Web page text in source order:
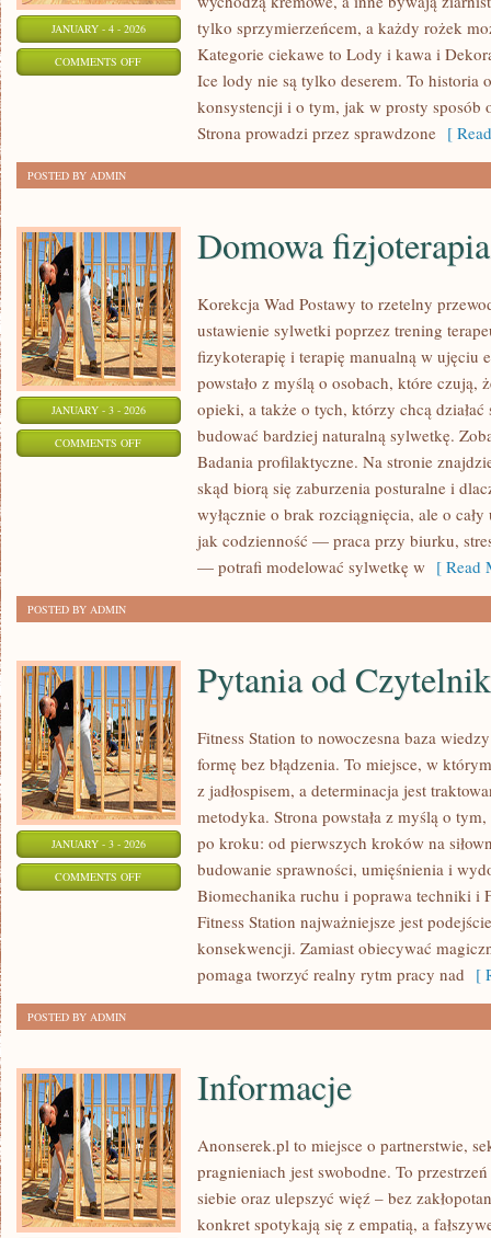
JANUARY - 4 - 2026
COMMENTS OFFON
ZASTOSOWANIE
tylko sprzymierzeńcem, a każdy rożek
Kategorie ciekawe to Lody i kawa i
Ice lody nie są tylko deserem. To historia
konsystencji i o tym, jak w prosty sposób
Strona prowadzi przez sprawdzone [
POSTED BY ADMIN
JANUARY - 3 - 2026
COMMENTS OFFON
FIZJOTERAPIA
AUTOMASAŻ
Domowa
Korekcja Wad Postawy to rzetelny
ustawienie sylwetki poprzez trening
fizykoterapię i terapię manualną w ujęciu
powstało z myślą o osobach, które czują,
opieki, a także o tych, którzy chcą
budować bardziej naturalną sylwetkę.
Badania profilaktyczne. Na stronie
skąd biorą się zaburzenia posturalne i
wyłącznie o brak rozciągnięcia, ale o
jak codzienność — praca przy biurku,
— potrafi modelować sylwetkę w [ Read
POSTED BY ADMIN
JANUARY - 3 - 2026
COMMENTS OFFON
CZYTELNIKÓW
Pytania od
Fitness Station to nowoczesna baza
formę bez błądzenia. To miejsce, w
z jadłospisem, a determinacja jest
metodyka. Strona powstała z myślą o
po kroku: od pierwszych kroków na
budowanie sprawności, umięśnienia i
Biomechanika ruchu i poprawa techniki i
Fitness Station najważniejsze jest
konsekwencji. Zamiast obiecywać
pomaga tworzyć realny rytm pracy nad [
POSTED BY ADMIN
Informacje
Anonserek.pl to miejsce o partnerstwie,
pragnieniach jest swobodne. To
siebie oraz ulepszyć więź – bez
konkret spotykają się z empatią, a